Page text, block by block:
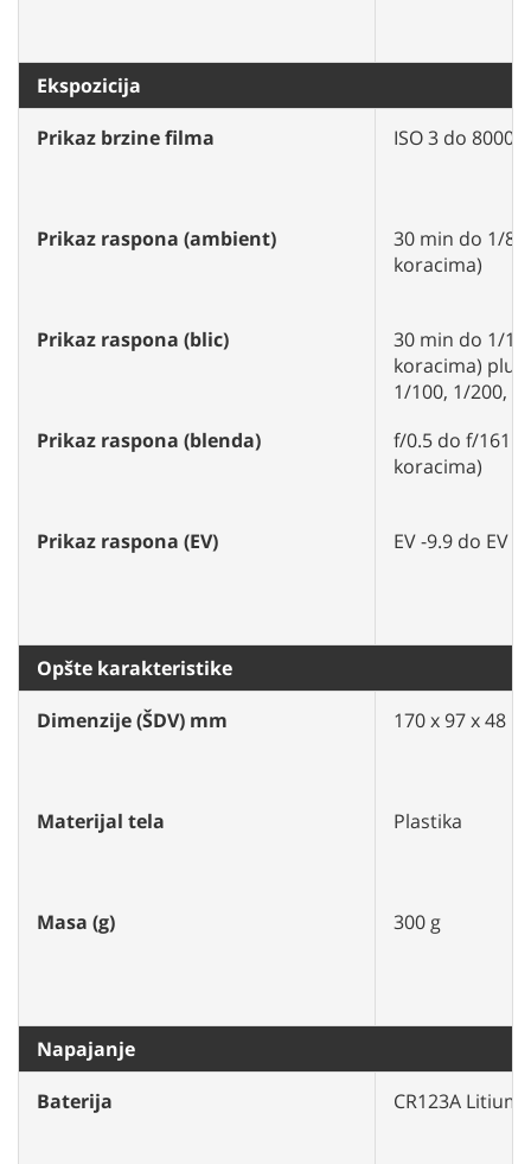
Ekspozicija
Prikaz brzine filma
Prikaz raspona (ambient)
Prikaz raspona (blic)
Prikaz raspona (blenda)
Prikaz raspona (EV)
ISO 3 do 8000
30 min do 1/
koracima)
30 min do 1/
koracima) plus
1/100, 1/200,
f/0.5 do f/161
koracima)
EV -9.9 do EV
Opšte karakteristike
Dimenzije (ŠDV) mm
Materijal tela
Masa (g)
170 x 97 x 48
Plastika
300 g
Napajanje
Baterija
CR123A